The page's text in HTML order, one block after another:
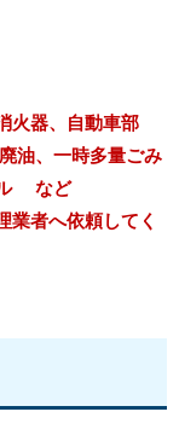
火器、自動車部
油、一時多量ごみ
ル など
業者へ依頼してく